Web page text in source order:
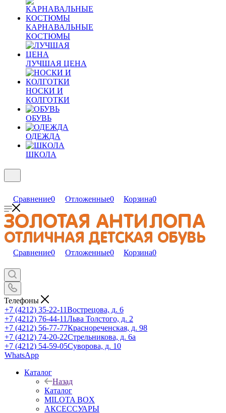
КАРНАВАЛЬНЫЕ
КОСТЮМЫ
ЛУЧШАЯ ЦЕНА
НОСКИ И
КОЛГОТКИ
ОБУВЬ
ОДЕЖДА
ШКОЛА
Сравнение0 Отложенные0 Корзина0
Сравнение0 Отложенные0 Корзина0
Телефоны
+7 (4212) 35-22-11Вострецова, д. 6
+7 (4212) 76-44-11Льва Толстого, д. 2
+7 (4212) 56-77-77Краснореченская, д. 98
+7 (4212) 74-20-22Стрельникова, д. 6а
+7 (4212) 54-59-05Суворова, д. 10
WhatsApp
Каталог
Назад
Каталог
MILOTA BOX
АКСЕССУАРЫ